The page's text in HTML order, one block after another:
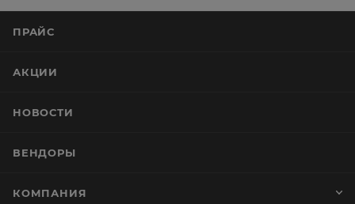
ПРАЙС
АКЦИИ
НОВОСТИ
ВЕНДОРЫ
КОМПАНИЯ